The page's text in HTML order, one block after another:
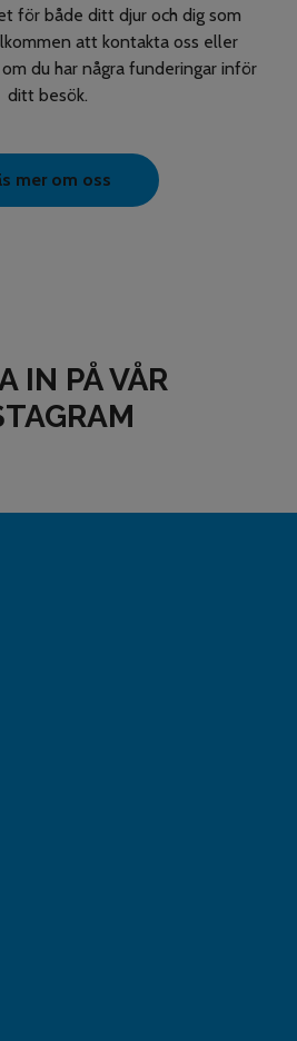
för både ditt djur och dig som
att kontakta oss eller
du har några funderingar inför
ditt besök.
mer om oss
IN PÅ VÅR